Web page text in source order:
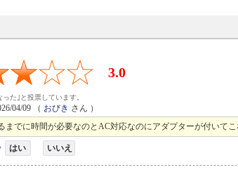
3.0
た｣と投票しています。
04/09 （ おびき さん ）
までに時間が必要なのとAC対応なのにアダプターが付いてこ
はい いいえ